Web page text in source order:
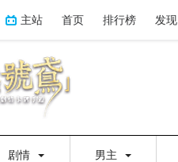
主站 首页 排行榜 发现
剧情 男主